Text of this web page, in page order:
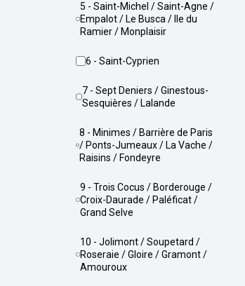
5 - Saint-Michel / Saint-Agne /
Empalot / Le Busca / Ile du
Ramier / Monplaisir
6 - Saint-Cyprien
7 - Sept Deniers / Ginestous-
Sesquières / Lalande
8 - Minimes / Barrière de Paris
/ Ponts-Jumeaux / La Vache /
Raisins / Fondeyre
9 - Trois Cocus / Borderouge /
Croix-Daurade / Paléficat /
Grand Selve
10 - Jolimont / Soupetard /
Roseraie / Gloire / Gramont /
Amouroux